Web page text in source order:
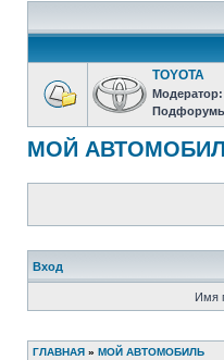
TOYOTA
Модератор:
МОЙ
Вход
Имя
ГЛАВНАЯ » МОЙ АВТОМОБИЛЬ